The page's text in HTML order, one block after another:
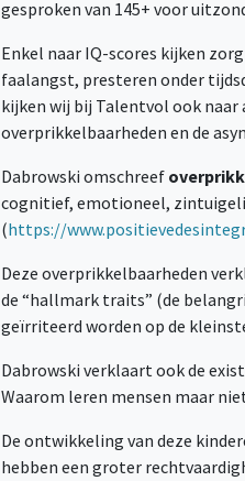
gesproken van 145+ voor
Enkel naar IQ-scores kijken
faalangst, presteren onder
kijken wij bij Talentvol ook
overprikkelbaarheden en de
Dabrowski omschreef
cognitief, emotioneel,
(https://
Deze overprikkelbaarheden
de “hallmark traits” (de
geïrriteerd worden op de
Dabrowski verklaart ook de
Waarom leren mensen maar
De ontwikkeling van deze
hebben een groter